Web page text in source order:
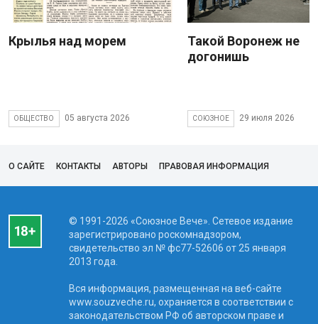
Крылья над морем
ОБЩЕСТВО 05 августа 2026
Такой Воронеж не
догонишь
СОЮЗНОЕ 29 июля 2026
О САЙТЕ КОНТАКТЫ АВТОРЫ ПРАВОВАЯ ИНФОРМАЦИЯ
© 1991-2026 «Союзное Вече». Сетевое издание
зарегистрировано роскомнадзором,
свидетельство эл № фc77-52606 от 25 января
2013 года.
Вся информация, размещенная на веб-сайте
www.souzveche.ru, охраняется в соответствии с
законодательством РФ об авторском праве и